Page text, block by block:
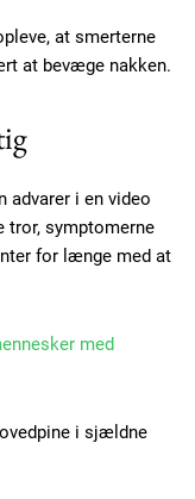
at smerterne
at bevæge nakken.
advarer i en video
tror, symptomerne
for længe med at
med
i sjældne